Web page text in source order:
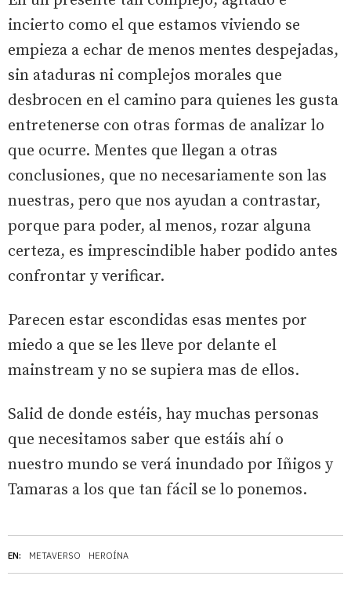
EN: METAVERSO HEROÍNA
incierto como el que estamos viviendo se
empieza a echar de menos mentes despejadas,
sin ataduras ni complejos morales que
desbrocen en el camino para quienes les gusta
entretenerse con otras formas de analizar lo
que ocurre. Mentes que llegan a otras
conclusiones, que no necesariamente son las
nuestras, pero que nos ayudan a contrastar,
porque para poder, al menos, rozar alguna
certeza, es imprescindible haber podido antes
confrontar y verificar.
Parecen estar escondidas esas mentes por
miedo a que se les lleve por delante el
mainstream y no se supiera mas de ellos.
Salid de donde estéis, hay muchas personas
que necesitamos saber que estáis ahí o
nuestro mundo se verá inundado por Iñigos y
Tamaras a los que tan fácil se lo ponemos.